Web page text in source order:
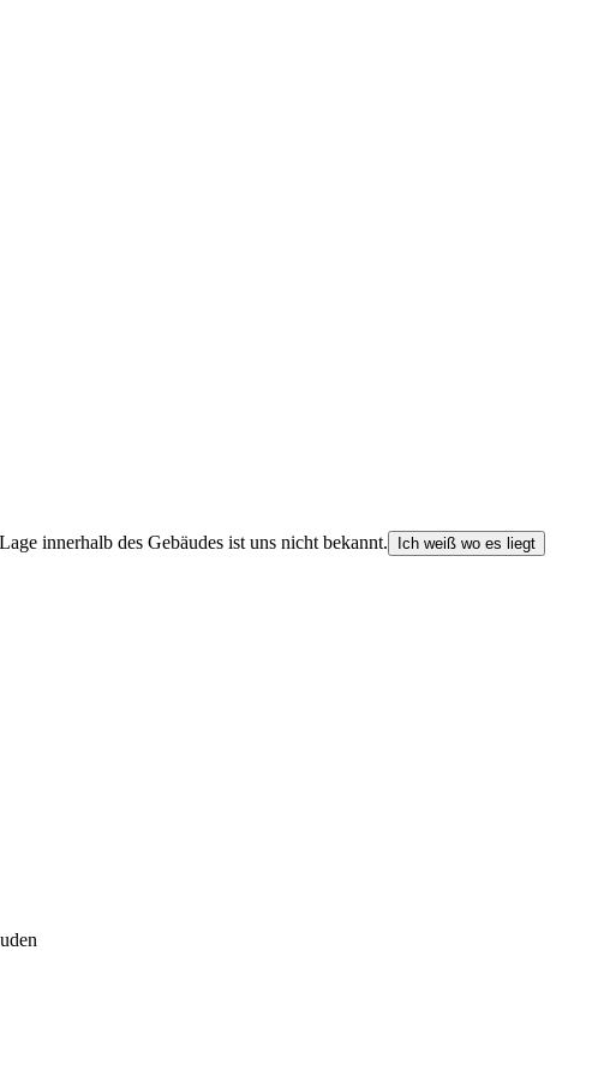
innerhalb des Gebäudes ist uns nicht bekannt.
Ich weiß wo es liegt